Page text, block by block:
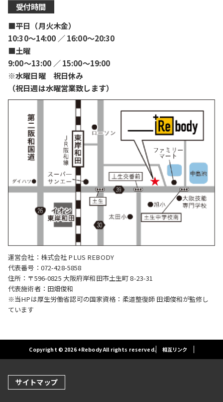
受付時間
■平日（月火木金）
10:30〜14:00 ／ 16:00〜20:30
■土曜
9:00〜13:00 ／ 15:00〜19:00
※水曜日曜 祝日休み
（祝日週は水曜営業致します）
運営会社：株式会社 PLUS REBODY
代表番号：072-428-5858
住所：〒596-0825 大阪府岸和田市土生町 8-23-31
代表施術者：田畑俊和
※当HPは厚生労働省認可の国家資格：柔道整復師 田畑俊和が監修し
ています
Copyright © 2026 +Rebody All rights reserved. 相互リンク
サイトマップ